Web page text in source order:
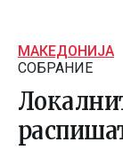
МАКЕДОНИЈА
СОБРАНИЕ